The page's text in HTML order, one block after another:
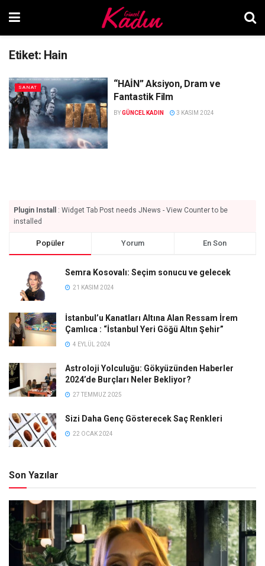
Etiket: Hain
SANAT
“HAİN” Aksiyon, Dram ve
Fantastik Film
BYGÜNCEL KADIN 3 KASIM 2024
Plugin Install
: Widget Tab Post needs JNews - View Counter to be
installed
Popüler Yorum En Son
Semra Kosovalı: Seçim sonucu ve gelecek
21 KASIM 2024
İstanbul’u Kanatları Altına Alan Ressam İrem
Çamlıca : “İstanbul Yeri Göğü Altın Şehir”
4 EYLÜL 2024
Astroloji Yolculuğu: Gökyüzünden Haberler
2024’de Burçları Neler Bekliyor?
27 TEMMUZ 2025
Sizi Daha Genç Gösterecek Saç Renkleri
22 OCAK 2024
Son Yazılar